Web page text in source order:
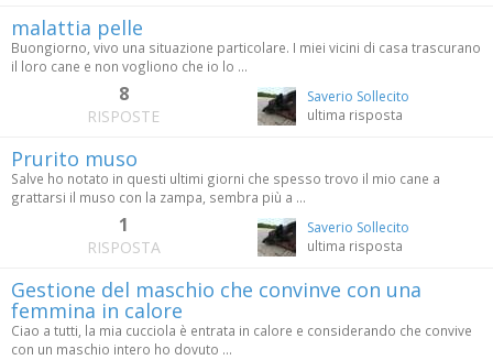
malattia pelle
Buongiorno, vivo una situazione particolare. I miei vicini di casa trascurano
il loro cane e non vogliono che io lo ...
8
RISPOSTE
Saverio Sollecito
ultima risposta
Prurito muso
Salve ho notato in questi ultimi giorni che spesso trovo il mio cane a
grattarsi il muso con la zampa, sembra più a ...
1
RISPOSTA
Saverio Sollecito
ultima risposta
Gestione del maschio che convinve con una
femmina in calore
Ciao a tutti, la mia cucciola è entrata in calore e considerando che convive
con un maschio intero ho dovuto ...